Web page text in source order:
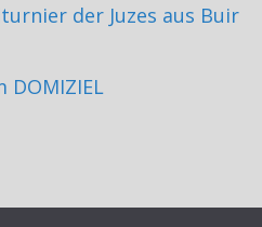
der Juzes aus Buir
DOMIZIEL